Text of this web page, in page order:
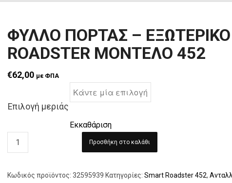
ΦΥΛΛΟ ΠΟΡΤΑΣ –
ROADSTER ΜΟΝΤΕΛΟ 452
€62,00 με ΦΠΑ
Επιλογή μεριάς
Εκκαθάριση
Προσθήκη στο καλάθι
Κωδικός προϊόντος: 32595939 Κατηγορίες: Smart Roadster 452,